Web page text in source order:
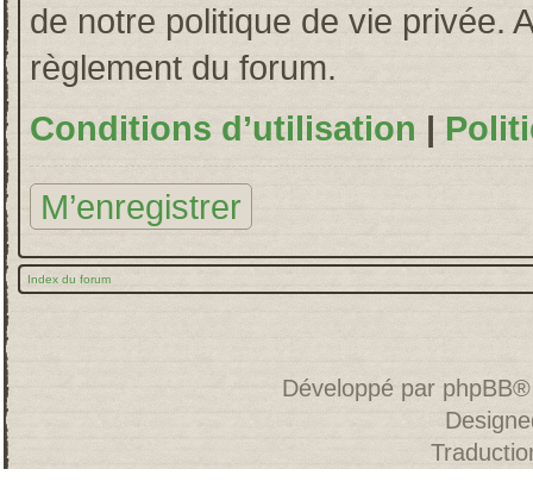
de notre politique de vie privée.
règlement du forum.
Conditions d’utilisation |
M’enregistrer
Index du forum
Développé par phpBB®